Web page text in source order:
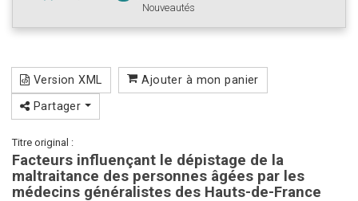
Nouveautés
Version XML Ajouter à mon panier
Partager
Titre original :
Facteurs influençant le dépistage de la
maltraitance des personnes âgées par les
médecins généralistes des Hauts-de-France